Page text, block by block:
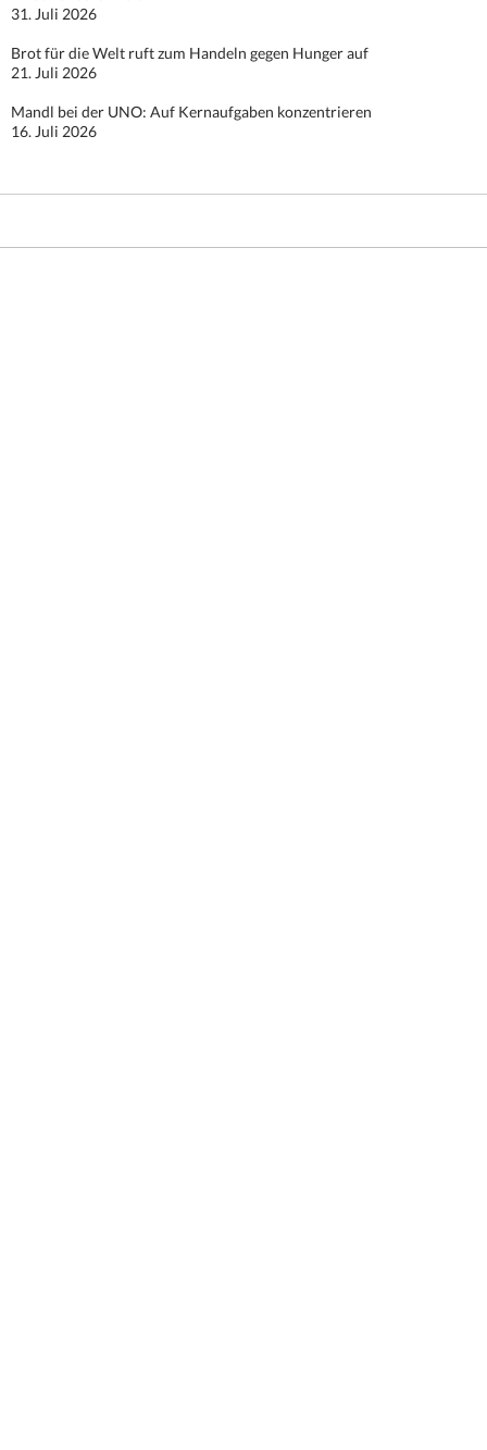
31. Juli 2026
Brot für die Welt ruft zum Handeln gegen Hunger auf
21. Juli 2026
Mandl bei der UNO: Auf Kernaufgaben konzentrieren
16. Juli 2026